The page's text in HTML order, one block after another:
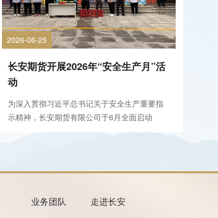
2026-06-25
长安期货开展2026年“安全生产月”活
动
为深入贯彻习近平总书记关于安全生产重要指
示精神，长安期货有限公司于6月全面启动
2026年“安全生产月”活动。本次活动以“人人讲
“培训、排查、演练、检验”四条主线扎实推进。
业务团队 走进长安